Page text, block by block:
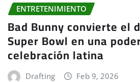
ENTRETENIMIENTO
Bad Bunny convierte el
Super Bowl en una
celebración latina
Drafting Feb 9, 2026